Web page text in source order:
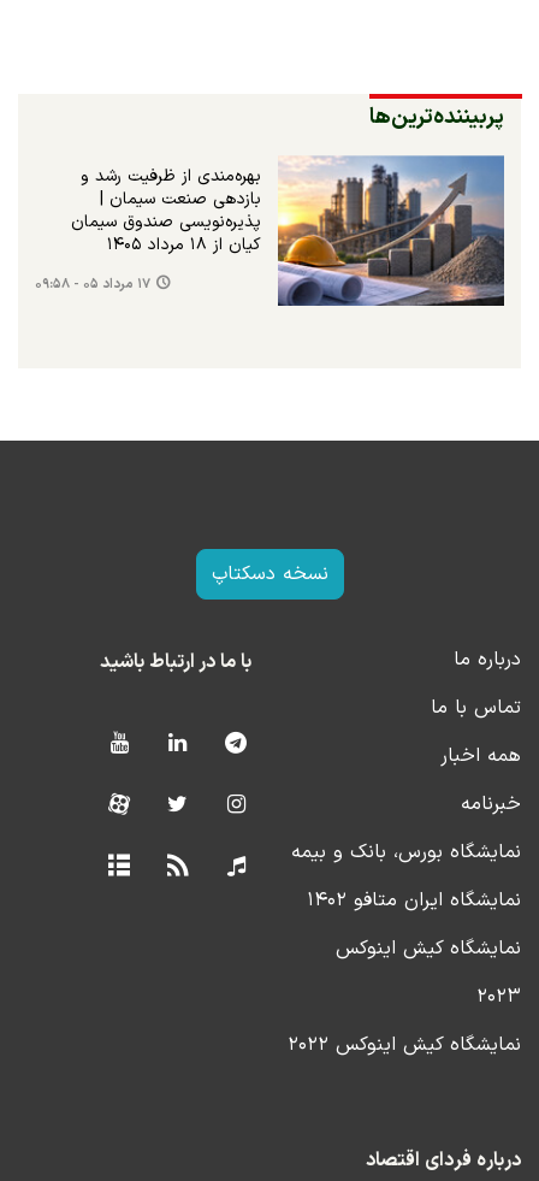
پربیننده‌ترین‌ها
بهره‌مندی از ظرفیت رشد و
بازدهی صنعت سیمان |
پذیره‌نویسی صندوق سیمان
کیان از ۱۸ مرداد ۱۴۰۵
۱۷ مرداد ۰۵ - ۰۹:۵۸
نسخه دسکتاپ
درباره ما
تماس با ما
همه اخبار
خبرنامه
نمایشگاه بورس، بانک و بیمه
نمایشگاه ایران متافو ۱۴۰۲
نمایشگاه کیش اینوکس
۲۰۲۳
نمایشگاه کیش اینوکس ۲۰۲۲
با ما در ارتباط باشید
درباره فردای اقتصاد